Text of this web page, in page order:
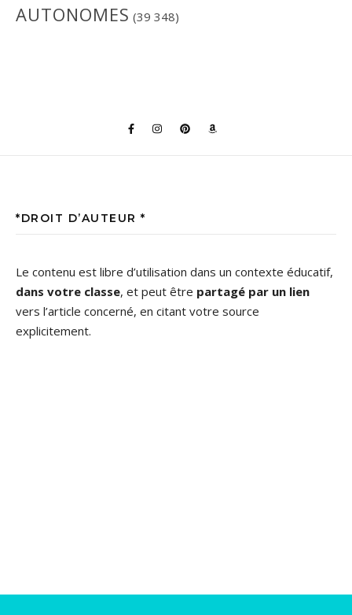
AUTONOMES (39 348)
*DROIT D’AUTEUR *
Le contenu est libre d’utilisation dans un contexte éducatif,
dans votre classe, et peut être partagé par un lien
vers l’article concerné, en citant votre source
explicitement.